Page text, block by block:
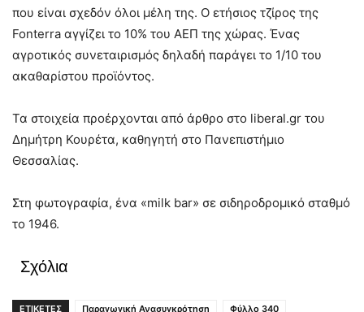
που είναι σχεδόν όλοι μέλη της. Ο ετήσιος τζίρος της
Fonterra αγγίζει το 10% του ΑΕΠ της χώρας. Ένας
αγροτικός συνεταιρισμός δηλαδή παράγει το 1/10 του
ακαθαρίστου προϊόντος.
Τα στοιχεία προέρχονται από άρθρο στο liberal.gr του
Δημήτρη Κουρέτα, καθηγητή στο Πανεπιστήμιο
Θεσσαλίας.
Στη φωτογραφία, ένα «milk bar» σε σιδηροδρομικό σταθμό
το 1946.
Σχόλια
ΕΤΙΚΕΤΕΣ Παραγωγική Ανασυγκρότηση Φύλλο 340